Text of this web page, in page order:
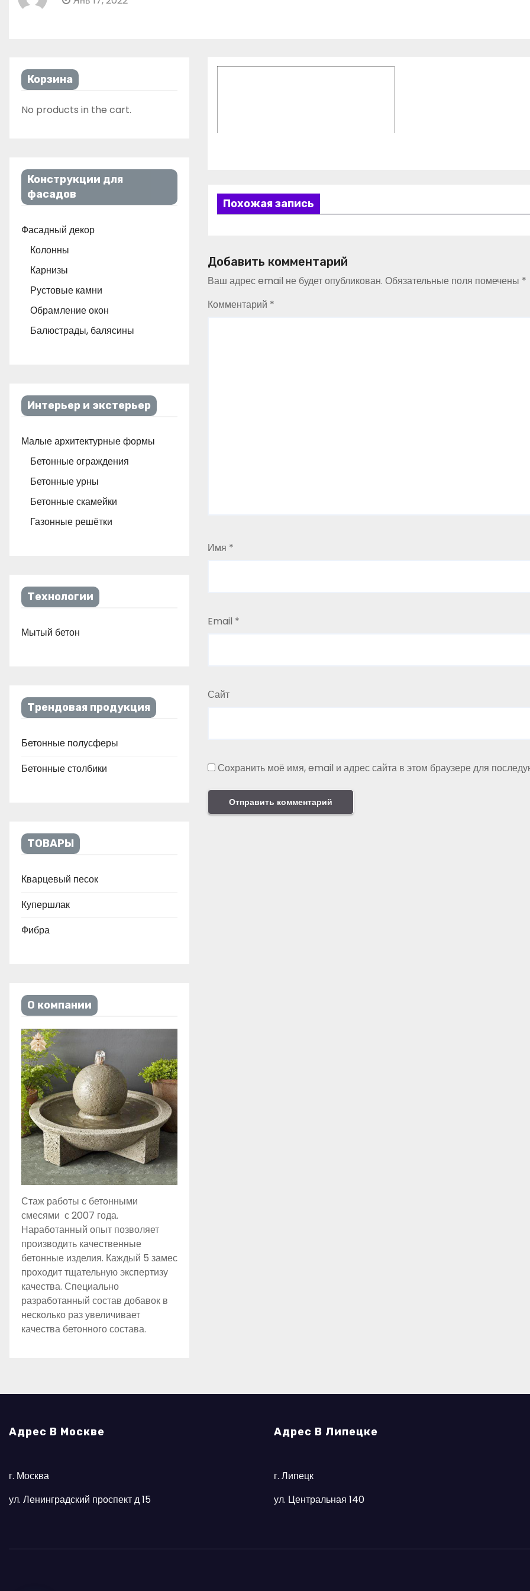
Корзина
No products in the cart.
Конструкции для
фасадов
Фасадный декор
Колонны
Карнизы
Рустовые камни
Обрамление окон
Балюстрады, балясины
Интерьер и экстерьер
Малые архитектурные формы
Бетонные ограждения
Бетонные урны
Бетонные скамейки
Газонные решётки
Технологии
Мытый бетон
Трендовая продукция
Бетонные полусферы
Бетонные столбики
ТОВАРЫ
Кварцевый песок
Купершлак
Фибра
О компании
Стаж работы с бетонными
смесями с 2007 года.
Наработанный опыт позволяет
производить качественные
бетонные изделия. Каждый 5 замес
проходит тщательную экспертизу
качества. Специально
разработанный состав добавок в
несколько раз увеличивает
качества бетонного состава.
Похожая запись
Добавить комментарий
Ваш адрес email не будет опубликован. Обязательные поля помечены *
Комментарий *
Имя *
Email *
Сайт
Сохранить моё имя, email и адрес сайта в этом браузере для
Адрес В Москве
г. Москва
ул. Ленинградский проспект д 15
Адрес В Липецке
г. Липецк
ул. Центральная 140